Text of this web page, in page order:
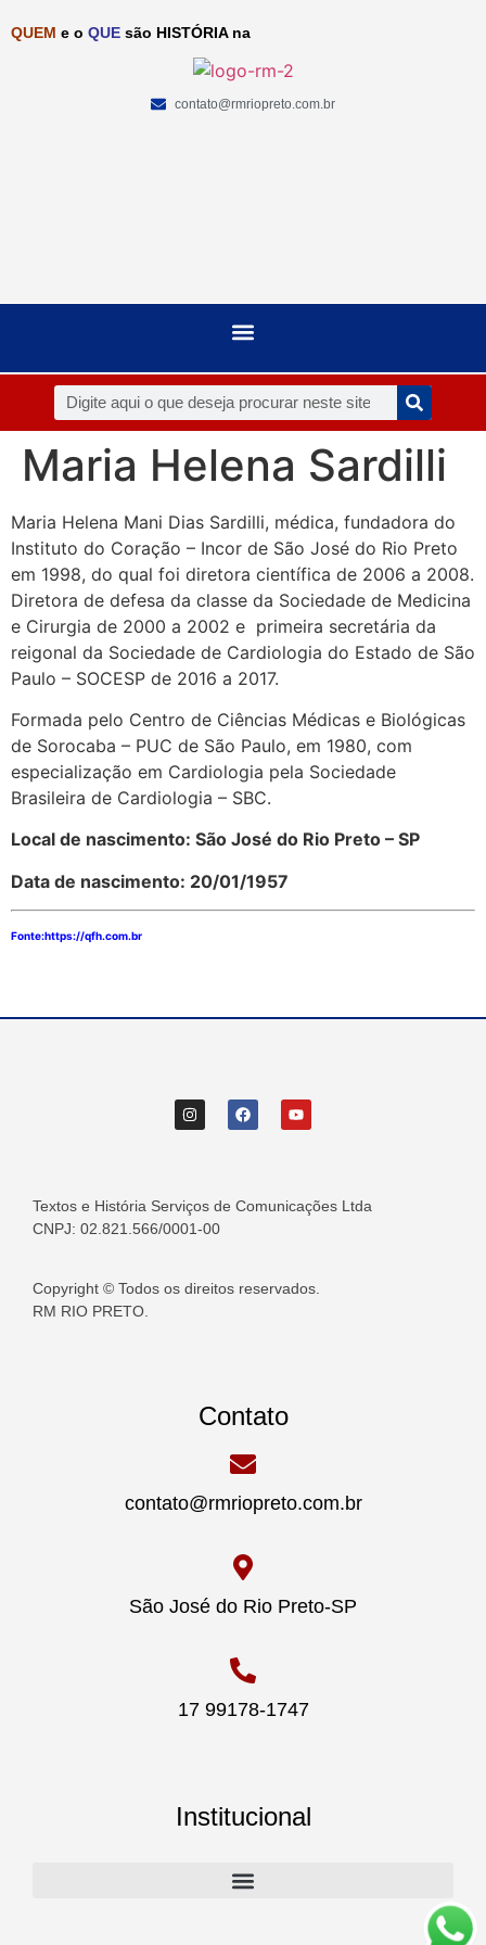
QUEM e o QUE são HISTÓRIA na
contato@rmriopreto.com.br
Maria Helena Sardilli
Maria Helena Mani Dias Sardilli, médica, fundadora do
Instituto do Coração – Incor de São José do Rio Preto
em 1998, do qual foi diretora científica de 2006 a 2008.
Diretora de defesa da classe da Sociedade de Medicina
e Cirurgia de 2000 a 2002 e primeira secretária da
reigonal da Sociedade de Cardiologia do Estado de São
Paulo – SOCESP de 2016 a 2017.
Formada pelo Centro de Ciências Médicas e Biológicas
de Sorocaba – PUC de São Paulo, em 1980, com
especialização em Cardiologia pela Sociedade
Brasileira de Cardiologia – SBC.
Local de nascimento: São José do Rio Preto – SP
Data de nascimento: 20/01/1957
Fonte:https://qfh.com.br
Textos e História Serviços de Comunicações Ltda
CNPJ: 02.821.566/0001-00
Copyright © Todos os direitos reservados.
RM RIO PRETO.
Contato
contato@rmriopreto.com.br
São José do Rio Preto-SP
17 99178-1747
Institucional